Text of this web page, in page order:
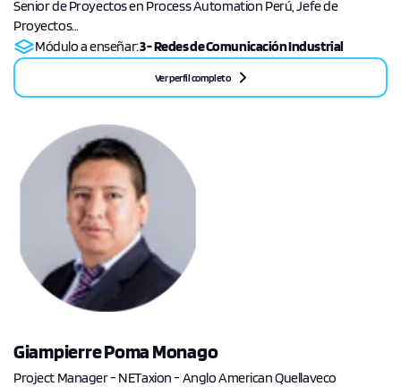
Senior de Proyectos en Process Automation Perú, Jefe de
Proyectos...
Módulo a enseñar:3 - Redes de Comunicación Industrial
Ver perfil completo
Giampierre Poma Monago
Project Manager - NETaxion - Anglo American Quellaveco